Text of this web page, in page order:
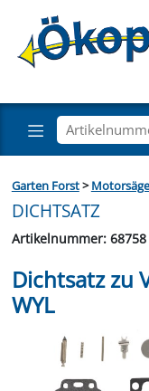
Garten Forst>
DICHTSATZ
Artikelnummer: 68758
Dichtsatz zu
WYL